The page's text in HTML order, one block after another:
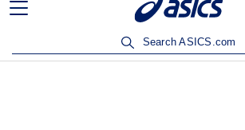
เข้าร่วม OneASICS™ เพื่อสะสมคะแนน แ
Search ASICS.com